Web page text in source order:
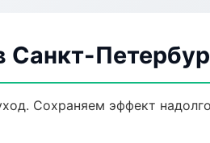
Санкт-
Сохраняем эффект